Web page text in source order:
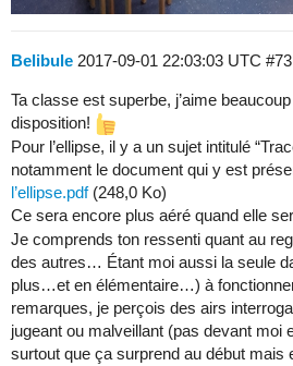
Belibule 2017-09-01 22:03:03 UTC #73
Ta classe est superbe, j’aime
disposition!
Pour l’ellipse, il y a un sujet intitulé
notamment le document qui y est
l’ellipse.pdf(248,0 Ko)
Ce sera encore plus aéré quand elle
Je comprends ton ressenti quant au
des autres… Étant moi aussi la seule
plus…et en élémentaire…) à
remarques, je perçois des airs
jugeant ou malveillant (pas devant moi
surtout que ça surprend au début mais